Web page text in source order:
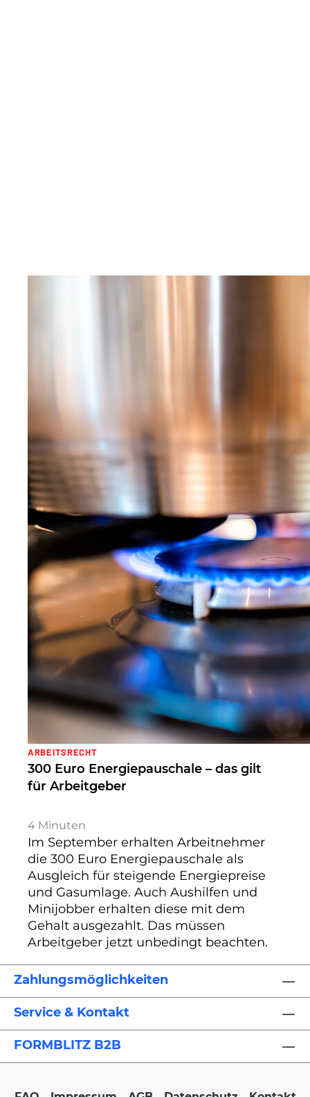
ARBEITSRECHT
300 Euro Energiepauschale – das gilt
für Arbeitgeber
4 Minuten
Im September erhalten Arbeitnehmer
die 300 Euro Energiepauschale als
Ausgleich für steigende Energiepreise
und Gasumlage. Auch Aushilfen und
Minijobber erhalten diese mit dem
Gehalt ausgezahlt. Das müssen
Arbeitgeber jetzt unbedingt beachten.
Zahlungsmöglichkeiten
Service & Kontakt
FORMBLITZ B2B